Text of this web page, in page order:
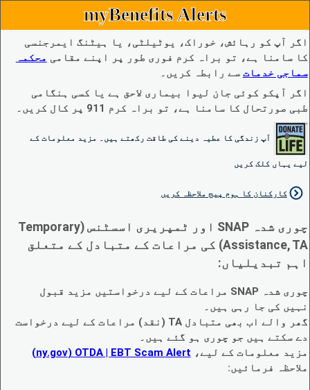
myBenefits Alerts
اگر آپ کو رہائش، خوراک، یوٹیلٹی، یا ہیٹنگ ایمرجنسی
کا سامنا ہے، تو براہ کرم فوری طور پر اپنے مقامی محکمہ
سماجی خدمات سے رابطہ کریں۔
اگر آپکو کوئی جان لیوا بیماری لاحق ہے یا کسی ہنگامی
طبی صورتحال کا سامنا ہے، تو براہ کرم 911 پر کال کریں۔
آپ زندگی کا عطیہ دینے کی طاقت رکھتے ہیں۔ مزید معلومات کے
لیے یہاں کلک کریں
کارکنان کا ہوم پیج ملاحظہ کریں
چوری شدہ SNAP اور ٹمپریری اسسٹنس (Temporary
Assistance, TA) کی مراعات کے متبادل کے متعلق
اہم تبدیلیاں:
چوری شدہ SNAP مراعات کے لیے درخواستیں مزید قبول
نہیں کی جا رہی ہیں۔
گھر والے اب بھی متبادل TA (نقد) مراعات کے لیے درخواست
دے سکتے ہیں جو چوری ہو گئے ہیں۔
مزید معلومات کے لیے، EBT Scam Alert ‏| OTDA ‏(ny.gov)
ملاحظہ فرمائیں: